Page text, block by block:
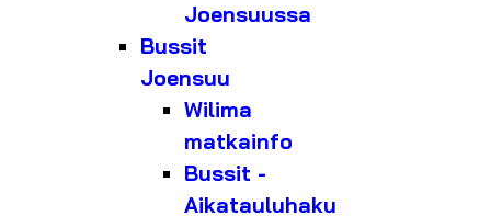
Joensuussa
Bussit
Joensuu
Wilima
matkainfo
Bussit -
Aikatauluhaku